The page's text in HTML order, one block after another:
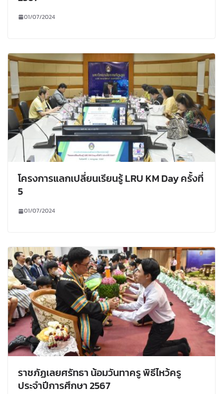
01/07/2024
โครงการแลกเปลี่ยนเรียนรู้ LRU KM Day ครั้งที่
5
01/07/2024
ราชภัฏเลยศรัทธา น้อมวันทาครู พิธีไหว้ครู
ประจำปีการศึกษา 2567